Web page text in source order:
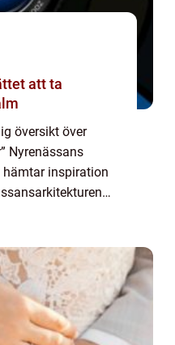
att ta
översikt över
Nyrenässans
inspiration